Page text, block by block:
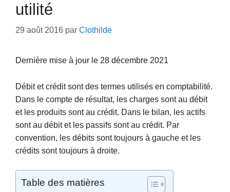
utilité
29 août 2016 par Clothilde
Dernière mise à jour le 28 décembre 2021
Débit et crédit sont des termes utilisés en comptabilité.
Dans le compte de résultat, les charges sont au débit
et les produits sont au crédit. Dans le bilan, les actifs
sont au débit et les passifs sont au crédit. Par
convention, les débits sont toujours à gauche et les
crédits sont toujours à droite.
Table des matières